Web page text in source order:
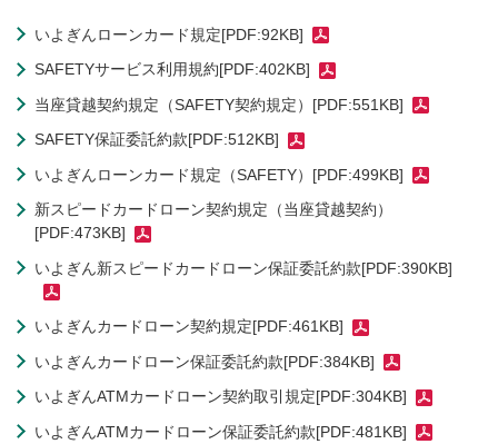
いよぎんローンカード規定[PDF:92KB]
SAFETYサービス利用規約[PDF:402KB]
当座貸越契約規定（SAFETY契約規定）[PDF:551KB]
SAFETY保証委託約款[PDF:512KB]
いよぎんローンカード規定（SAFETY）[PDF:499KB]
新スピードカードローン契約規定（当座貸越契約）
[PDF:473KB]
いよぎん新スピードカードローン保証委託約款[PDF:390KB]
いよぎんカードローン契約規定[PDF:461KB]
いよぎんカードローン保証委託約款[PDF:384KB]
いよぎんATMカードローン契約取引規定[PDF:304KB]
いよぎんATMカードローン保証委託約款[PDF:481KB]